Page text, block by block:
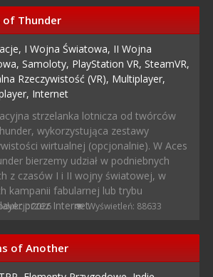
of Thunder
I Wojna Światowa, II Wojna
Samoloty, PlayStation VR,SteamVR,
Rzeczywistość (VR), Multiplayer,
Internet
strzelanka lotnicza od twórców
wykorzystująca zestawy
wirtualnej (opcjonalnie). W Aces
bierzemy udział w podniebnych
z czasów I i II wojny światowej, w
kampanii fabularnej lub trybu
przez Internet.
2026 Wyświetleń: 88633
of Another